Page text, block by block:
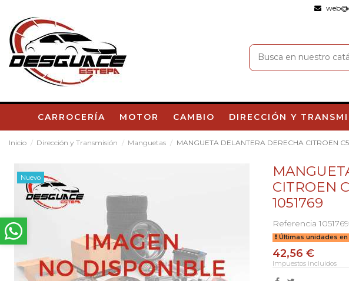
CARROCERÍA MOTOR CAMBIO DIRECCIÓN Y
Inicio Dirección y Transmisión Manguetas MANGUETA DELANTERA DERECHA CITROEN
Nuevo
CITROEN
1051769
Referencia 1051769
Últimas unidades
42,56 €
Impuestos incluidos